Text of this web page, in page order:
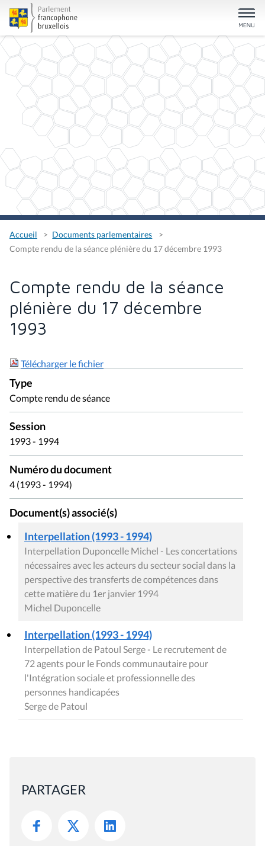
Accueil
Documents parlementaires
Compte rendu de la séance plénière du 17 décembre 1993
Compte rendu de la séance
plénière du 17 décembre
1993
Télécharger le fichier
Type
Compte rendu de séance
Session
1993 - 1994
Numéro du document
4 (1993 - 1994)
Document(s) associé(s)
Interpellation (1993 - 1994)
Interpellation Duponcelle Michel - Les concertations
nécessaires avec les acteurs du secteur social dans la
perspective des transferts de compétences dans
cette matière du 1er janvier 1994
Michel Duponcelle
Interpellation (1993 - 1994)
Interpellation de Patoul Serge - Le recrutement de
72 agents pour le Fonds communautaire pour
l'Intégration sociale et professionnelle des
personnes handicapées
Serge de Patoul
PARTAGER